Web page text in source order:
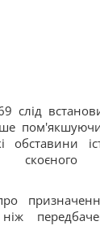
слід
обставини
скоєного